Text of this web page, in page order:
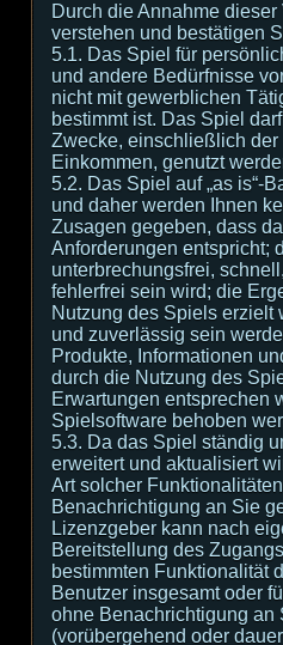
Durch die Annahme dieser
verstehen und bestätigen
5.1. Das Spiel für
und andere Bedürfnisse
nicht mit gewerblichen
bestimmt ist. Das Spiel
Zwecke, einschließlich der
Einkommen, genutzt
5.2. Das Spiel auf „as is“-
und daher werden Ihnen
Zusagen gegeben, dass
Anforderungen entspricht;
unterbrechungsfrei,
fehlerfrei sein wird; die
Nutzung des Spiels erzielt
und zuverlässig sein
Produkte, Informationen
durch die Nutzung des
Erwartungen entsprechen
Spielsoftware behoben
5.3. Da das Spiel ständig
erweitert und aktualisiert
Art solcher
Benachrichtigung an Sie
Lizenzgeber kann nach
Bereitstellung des
bestimmten Funktionalität
Benutzer insgesamt oder
ohne Benachrichtigung an
(vorübergehend oder